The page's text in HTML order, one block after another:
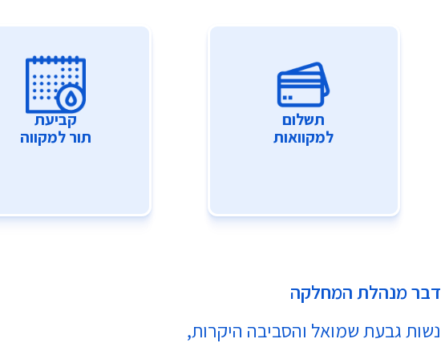
קביעת
תור למקווה
תשלום
למקוואות
דבר מנהלת המחלקה
נשות גבעת שמואל והסביבה היקרות,